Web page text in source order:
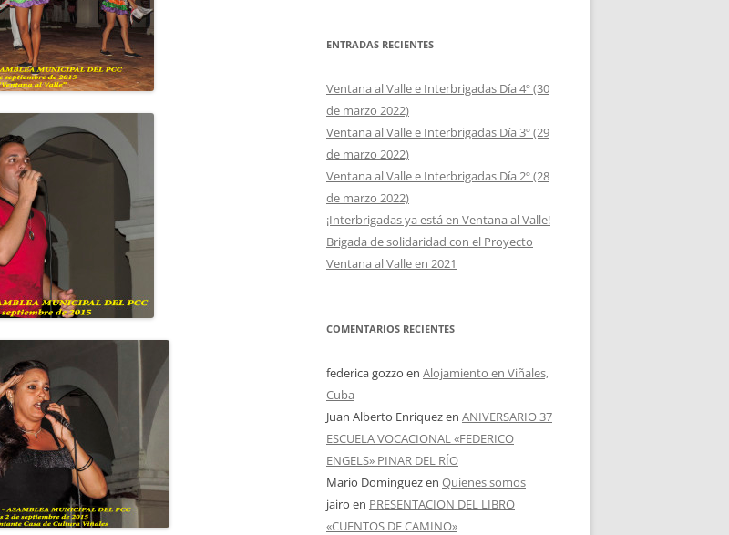
ENTRADAS RECIENTES
Ventana al Valle e Interbrigadas Día 4º (30
de marzo 2022)
Ventana al Valle e Interbrigadas Día 3º (29
de marzo 2022)
Ventana al Valle e Interbrigadas Día 2º (28
de marzo 2022)
¡Interbrigadas ya está en Ventana al Valle!
Brigada de solidaridad con el Proyecto
Ventana al Valle en 2021
COMENTARIOS RECIENTES
federica gozzo en Alojamiento en Viñales,
Cuba
Juan Alberto Enriquezen ANIVERSARIO 37
ESCUELA VOCACIONAL «FEDERICO
ENGELS» PINAR DEL RÍO
Mario Dominguezen Quienes somos
jairo en PRESENTACION DEL LIBRO
«CUENTOS DE CAMINO»